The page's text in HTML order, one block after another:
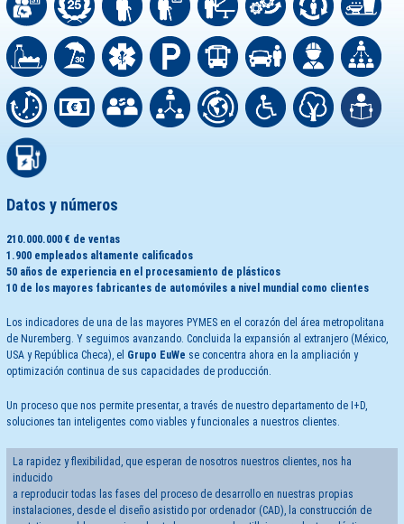
Datos y números
210.000.000 € de ventas
1.900 empleados altamente calificados
50 años de experiencia en el procesamiento de plásticos
10 de los mayores fabricantes de automóviles a nivel mundial como clientes
Los indicadores de una de las mayores PYMES en el corazón del área metropolitana
de Nuremberg. Y seguimos avanzando. Concluida la expansión al extranjero (México,
USA y República Checa), el Grupo EuWe se concentra ahora en la ampliación y
optimización continua de sus capacidades de producción.
Un proceso que nos permite presentar, a través de nuestro departamento de I+D,
soluciones tan inteligentes como viables y funcionales a nuestros clientes.
La rapidez y flexibilidad, que esperan de nosotros nuestros clientes, nos ha
inducido
a reproducir todas las fases del proceso de desarrollo en nuestras propias
instalaciones, desde el diseño asistido por ordenador (CAD), la construcción de